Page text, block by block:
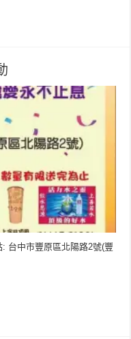
台中市豐原區北陽路2號(豐